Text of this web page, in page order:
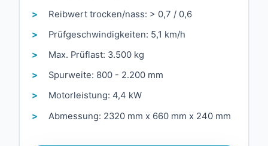
Reibwert trocken/nass: > 0,7 / 0,6
Prüfgeschwindigkeiten: 5,1 km/h
Max. Prüflast: 3.500 kg
Spurweite: 800 - 2.200 mm
Motorleistung: 4,4 kW
Abmessung: 2320 mm x 660 mm x 240 mm